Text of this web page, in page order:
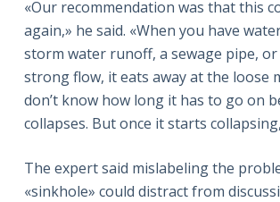
«Our recommendation was that this
again,» he said. «When you have
storm water runoff, a sewage pipe,
strong flow, it eats away at the loose
don’t know how long it has to go on
collapses. But once it starts
The expert said mislabeling the
«sinkhole» could distract from